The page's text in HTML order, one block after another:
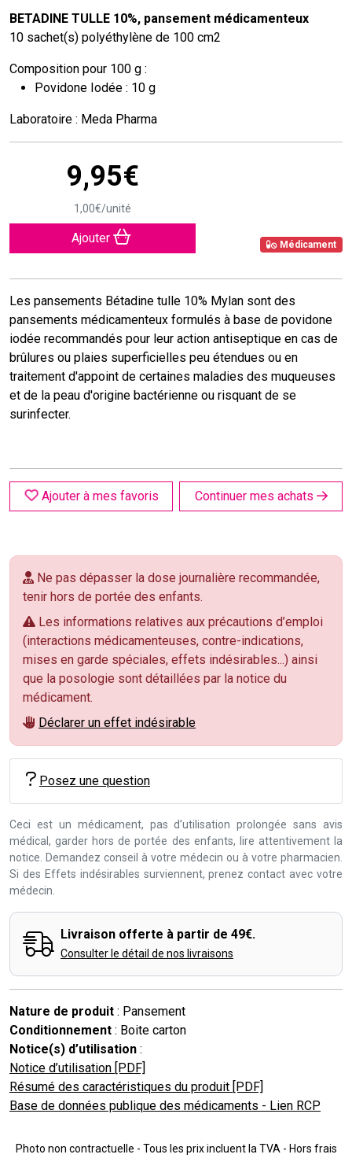
BETADINE TULLE 10%, pansement médicamenteux
10 sachet(s) polyéthylène de 100 cm2
Composition pour 100 g :
Povidone Iodée : 10 g
Laboratoire : Meda Pharma
9,95€
1,00€/unité
Ajouter Médicament
Les pansements Bétadine tulle 10% Mylan sont des
pansements médicamenteux formulés à base de povidone
iodée recommandés pour leur action antiseptique en cas de
brûlures ou plaies superficielles peu étendues ou en
traitement d'appoint de certaines maladies des muqueuses
et de la peau d'origine bactérienne ou risquant de se
surinfecter.
Ajouter à mes favoris Continuer mes achats
Ne pas dépasser la dose journalière recommandée,
tenir hors de portée des enfants.
Les informations relatives aux précautions d’emploi
(interactions médicamenteuses, contre-indications,
mises en garde spéciales, effets indésirables...) ainsi
que la posologie sont détaillées par la notice du
médicament.
Déclarer un effet indésirable
Posez une question
Ceci est un médicament, pas d’utilisation prolongée sans avis
médical, garder hors de portée des enfants, lire attentivement la
notice. Demandez conseil à votre médecin ou à votre pharmacien.
Si des Effets indésirables surviennent, prenez contact avec votre
médecin.
Livraison offerte à partir de 49€.
Consulter le détail de nos livraisons
Nature de produit : Pansement
Conditionnement : Boite carton
Notice(s) d’utilisation :
Notice d’utilisation [PDF]
Résumé des caractéristiques du produit [PDF]
Base de données publique des médicaments - Lien RCP
Photo non contractuelle - Tous les prix incluent la TVA - Hors frais